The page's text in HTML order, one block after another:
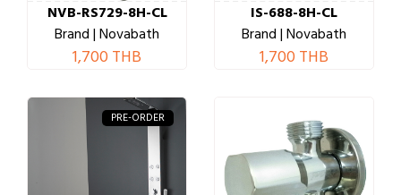
NVB-RS729-8H-CL
Brand | Novabath
1,700 THB
IS-688-8H-CL
Brand | Novabath
1,700 THB
PRE-ORDER